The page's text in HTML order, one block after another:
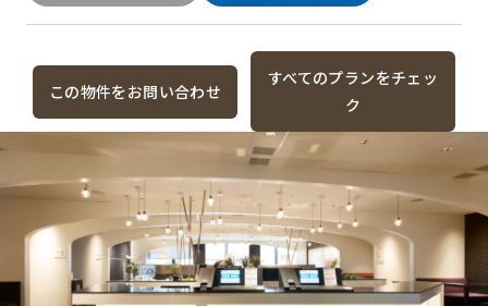
この物件をお問い合わせ
すべてのプランをチェッ
ク